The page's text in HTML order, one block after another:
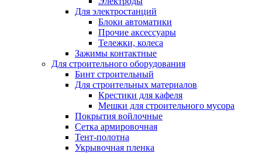
Для электростанций
Блоки автоматики
Прочие аксессуары
Тележки, колеса
Зажимы контактные
Для строительного оборудования
Бинт строительный
Для строительных материалов
Крестики для кафеля
Мешки для строительного мусора
Покрытия войлочные
Сетка армировочная
Тент-полотна
Укрывочная пленка